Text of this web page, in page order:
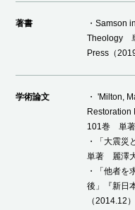
著書
・Samson
Theology
Press（
学術論文
・ 'Milton,
Restoration
101巻 単著
・「大震
単著 麗澤大
・「他者を
後」『新日
（2014.12）